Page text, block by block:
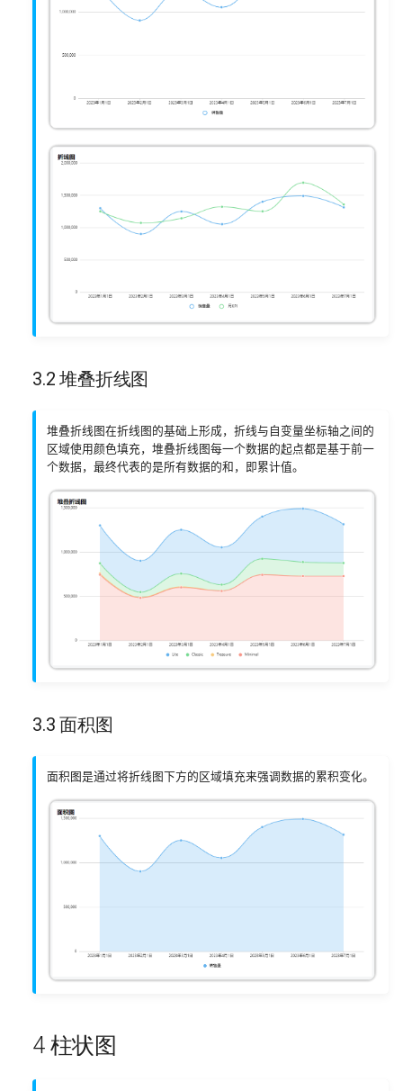
3.2 堆叠折线图
堆叠折线图在折线图的基础上形成，折线与自变量坐标轴之间的
区域使用颜色填充，堆叠折线图每一个数据的起点都是基于前一
个数据，最终代表的是所有数据的和，即累计值。
3.3 面积图
面积图是通过将折线图下方的区域填充来强调数据的累积变化。
4 柱状图